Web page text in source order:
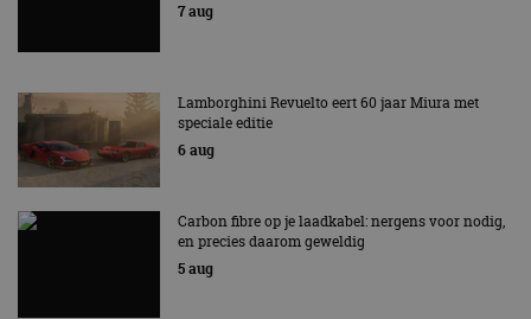
7 aug
Lamborghini Revuelto eert 60 jaar Miura met
speciale editie
6 aug
Carbon fibre op je laadkabel: nergens voor nodig,
en precies daarom geweldig
5 aug